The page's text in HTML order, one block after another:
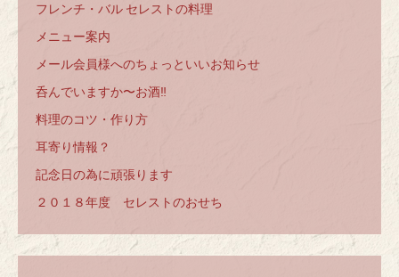
フレンチ・バル セレストの料理
メニュー案内
メール会員様へのちょっといいお知らせ
呑んでいますか〜お酒‼️
料理のコツ・作り方
耳寄り情報？
記念日の為に頑張ります
２０１８年度 セレストのおせち